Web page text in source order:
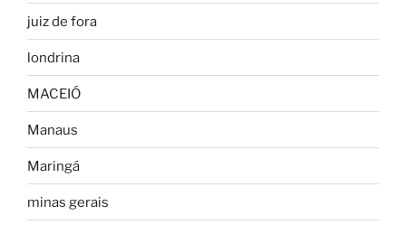
juiz de fora
londrina
MACEIÓ
Manaus
Maringá
minas gerais